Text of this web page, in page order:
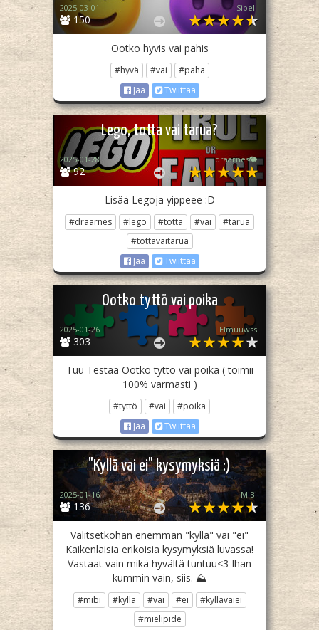
150
2025-03-01 Sipeli
Ootko hyvis vai pahis
#hyvä #vai
#paha
Jaa
Twiittaa
Lego, totta vai tarua?
92
2025-01-28 draarnes🐘
Lisää Legoja yippeee :D
#draarnes #lego #totta #vai
#tarua
#tottavaitarua
Jaa
Twiittaa
Ootko tyttö vai poika
303
2025-01-26 Elmuuwss
Tuu Testaa Ootko tyttö vai poika ( toimii
100% varmasti )
#tyttö #vai
#poika
Jaa
Twiittaa
"Kyllä vai ei" kysymyksiä :)
136
2025-01-16 MiBi
Valitsetkohan enemmän "kyllä" vai "ei"
Kaikenlaisia erikoisia kysymyksiä luvassa!
Vastaat vain mikä hyvältä tuntuu<3 Ihan
kummin vain, siis. ⛰️
#mibi #kyllä #vai #ei
#kyllävaiei
#mielipide